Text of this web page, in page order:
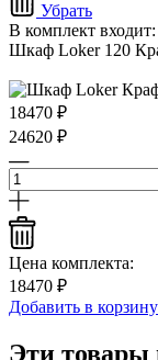
Убрать
В комплект входит:
Шкаф Loker 120
18470 ₽
24620 ₽
Цена комплекта:
18470 ₽
Добавить в корзину
Эти товары